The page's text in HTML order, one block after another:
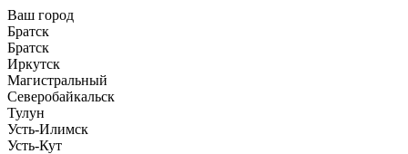
Ваш город
Братск
Братск
Иркутск
Магистральный
Северобайкальск
Тулун
Усть-Илимск
Усть-Кут